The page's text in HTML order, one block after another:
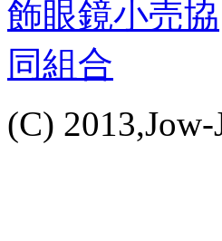
(C)